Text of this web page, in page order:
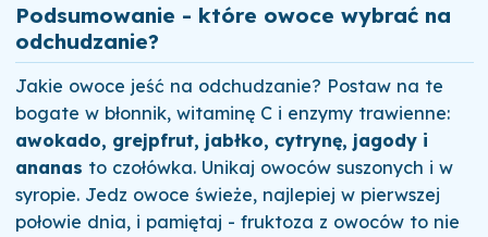
Podsumowanie - które owoce wybrać na
odchudzanie?
Jakie owoce jeść na odchudzanie? Postaw na te
bogate w błonnik, witaminę C i enzymy trawienne:
awokado, grejpfrut, jabłko, cytrynę, jagody i
ananas to czołówka. Unikaj owoców suszonych i w
syropie. Jedz owoce świeże, najlepiej w pierwszej
połowie dnia, i pamiętaj - fruktoza z owoców to nie